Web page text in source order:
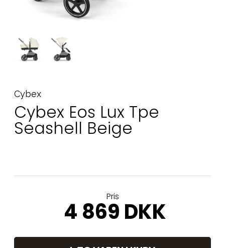
Cybex
Cybex Eos Lux Tpe
Seashell Beige
Pris
4 869 DKK
Mærker
Sol og svømning